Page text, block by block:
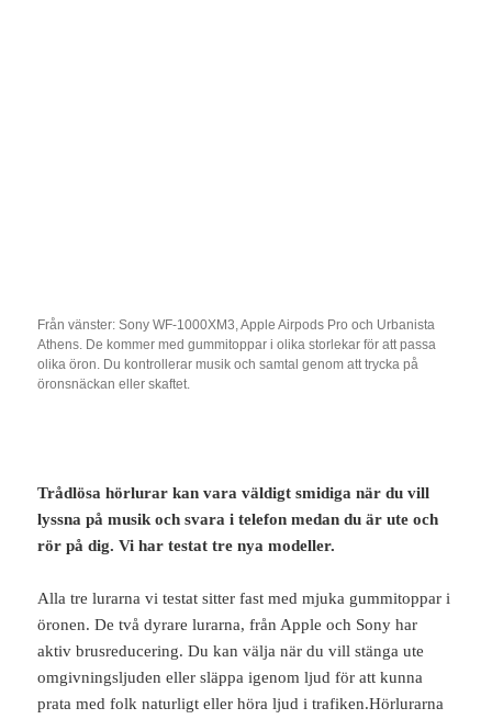
Från vänster: Sony WF-1000XM3, Apple Airpods Pro och Urbanista
Athens. De kommer med gummitoppar i olika storlekar för att passa
olika öron. Du kontrollerar musik och samtal genom att trycka på
öronsnäckan eller skaftet.
Trådlösa hörlurar kan vara väldigt smidiga när du vill
lyssna på musik och svara i telefon medan du är ute och
rör på dig. Vi har testat tre nya modeller.
Alla tre lurarna vi testat sitter fast med mjuka gummitoppar i
öronen. De två dyrare lurarna, från Apple och Sony har
aktiv brusreducering. Du kan välja när du vill stänga ute
omgivningsljuden eller släppa igenom ljud för att kunna
prata med folk naturligt eller höra ljud i trafiken.Hörlurarna